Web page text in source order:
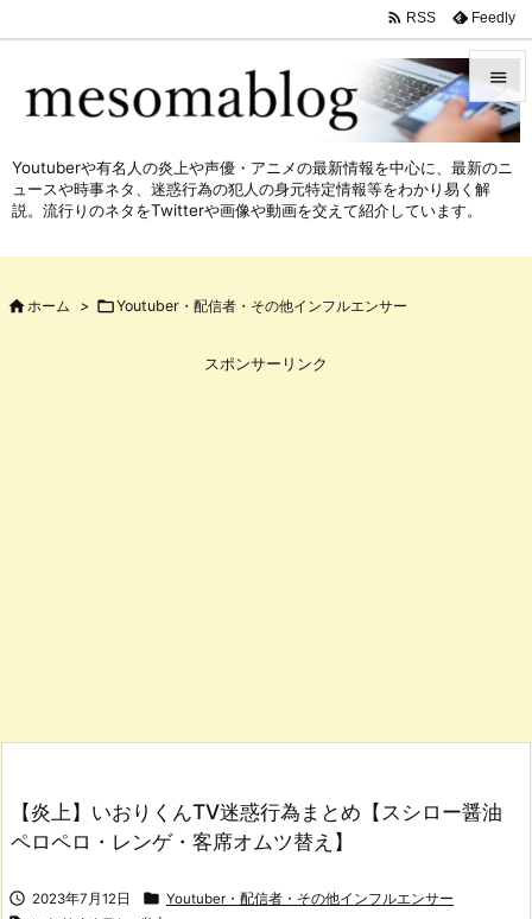



 RSS Feedly
Youtuberや有名人の炎上や声優・アニメの最新情報を中心に、最新のニ
ュースや時事ネタ、迷惑行為の犯人の身元特定情報等をわかり易く解
説。流行りのネタをTwitterや画像や動画を交えて紹介しています。
 ホーム > Youtuber・配信者・その他インフルエンサー
スポンサーリンク
【炎上】いおりくんTV迷惑行為まとめ【スシロー醤油
ペロペロ・レンゲ・客席オムツ替え】
 2023年7月12日  Youtuber・配信者・その他インフルエンサー